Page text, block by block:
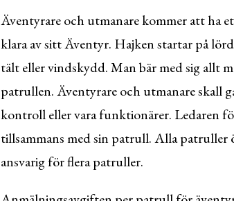
Äventyrare och utmanare kommer att ha
klara av sitt Äventyr. Hajken startar på
tält eller vindskydd. Man bär med sig allt
patrullen. Äventyrare och utmanare skall
kontroll eller vara funktionärer. Ledaren
tillsammans med sin patrull. Alla patruller
ansvarig för flera patruller.